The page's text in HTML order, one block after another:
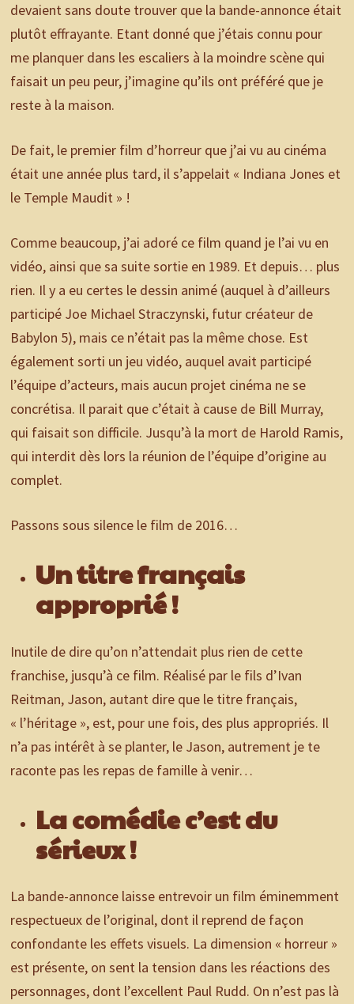
devaient sans doute trouver que la bande-annonce était
plutôt effrayante. Etant donné que j’étais connu pour
me planquer dans les escaliers à la moindre scène qui
faisait un peu peur, j’imagine qu’ils ont préféré que je
reste à la maison.
De fait, le premier film d’horreur que j’ai vu au cinéma
était une année plus tard, il s’appelait « Indiana Jones et
le Temple Maudit » !
Comme beaucoup, j’ai adoré ce film quand je l’ai vu en
vidéo, ainsi que sa suite sortie en 1989. Et depuis… plus
rien. Il y a eu certes le dessin animé (auquel à d’ailleurs
participé Joe Michael Straczynski, futur créateur de
Babylon 5), mais ce n’était pas la même chose. Est
également sorti un jeu vidéo, auquel avait participé
l’équipe d’acteurs, mais aucun projet cinéma ne se
concrétisa. Il parait que c’était à cause de Bill Murray,
qui faisait son difficile. Jusqu’à la mort de Harold Ramis,
qui interdit dès lors la réunion de l’équipe d’origine au
complet.
Passons sous silence le film de 2016…
Un titre français
approprié !
Inutile de dire qu’on n’attendait plus rien de cette
franchise, jusqu’à ce film. Réalisé par le fils d’Ivan
Reitman, Jason, autant dire que le titre français,
« l’héritage », est, pour une fois, des plus appropriés. Il
n’a pas intérêt à se planter, le Jason, autrement je te
raconte pas les repas de famille à venir…
La comédie c’est du
sérieux !
La bande-annonce laisse entrevoir un film éminemment
respectueux de l’original, dont il reprend de façon
confondante les effets visuels. La dimension « horreur »
est présente, on sent la tension dans les réactions des
personnages, dont l’excellent Paul Rudd. On n’est pas là